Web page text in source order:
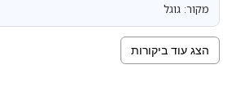
מקור: גוגל
הצג עוד ביקורות